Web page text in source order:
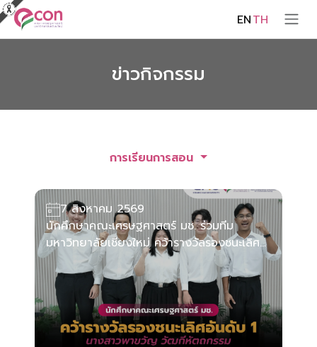
ENTH
ข่าวกิจกรรม
การเรียนการสอน
7 สิงหาคม 2569
นักศึกษาคณะเศรษฐศาสตร์ มช. ร่วมทีม
มหาวิทยาลัยเชียงใหม่ คว้ารางวัลรองชนะเลิศ
อันดับ 1 การแข่งขัน ASEAN ESG Challenge
2026 (Thailand National Qualifier)